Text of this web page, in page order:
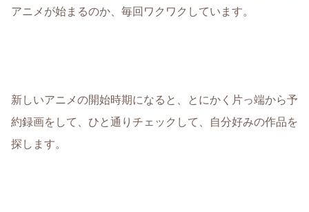
アニメが始まるのか、毎回ワクワクしています。
新しいアニメの開始時期になると、とにかく片っ端から予
約録画をして、ひと通りチェックして、自分好みの作品を
探します。